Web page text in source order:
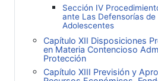
Sección IV
ante Las Defensorías de
Adolescentes
Capítulo XII Disposiciones
en Materia Contencioso
Protección
Capítulo XIII Previsión y